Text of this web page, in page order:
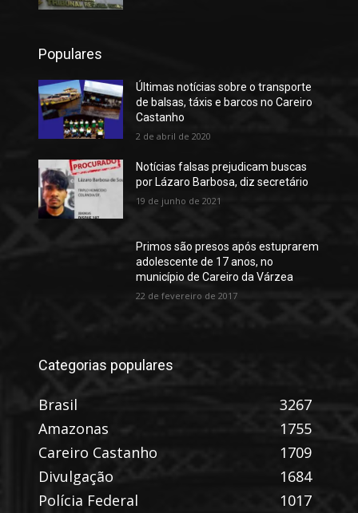
Populares
Últimas notícias sobre o transporte
de balsas, táxis e barcos no Careiro
Castanho
2 de abril de 2020
Notícias falsas prejudicam buscas
por Lázaro Barbosa, diz secretário
19 de junho de 2021
Primos são presos após estuprarem
adolescente de 17 anos, no
município de Careiro da Várzea
22 de fevereiro de 2017
Categorias populares
Brasil
3267
Amazonas
1755
Careiro Castanho
1709
Divulgação
1684
Polícia Federal
1017